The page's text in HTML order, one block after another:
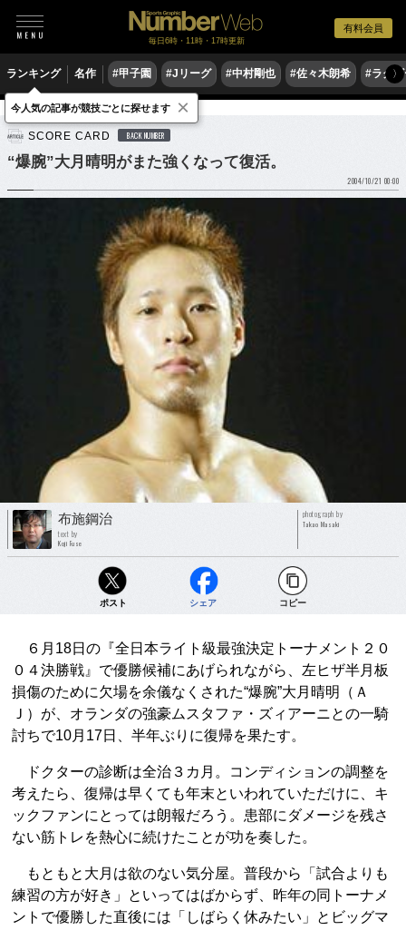
有料会員
毎日6時・11時・17時更新
ランキング 名作 #甲子園 #Jリーグ #中村剛也 #佐々木朗希 #ラグ〉
格闘技 その他
SCORE CARD BACK NUMBER
“爆腕”大月晴明がまた強くなって復活。
2004/10/21 00:00
布施鋼治
text by
Koji Fuse
photograph by
Takao Masaki
ポスト シェア コピー
６月18日の『全日本ライト級最強決定トーナメント２０
０４決勝戦』で優勝候補にあげられながら、左ヒザ半月板
損傷のために欠場を余儀なくされた“爆腕”大月晴明（Ａ
Ｊ）が、オランダの強豪ムスタファ・ズィアーニとの一騎
討ちで10月17日、半年ぶりに復帰を果たす。
ドクターの診断は全治３カ月。コンディションの調整を
考えたら、復帰は早くても年末といわれていただけに、キ
ックファンにとっては朗報だろう。患部にダメージを残さ
ない筋トレを熱心に続けたことが功を奏した。
もともと大月は欲のない気分屋。普段から「試合よりも
練習の方が好き」といってはばからず、昨年の同トーナメ
ントで優勝した直後には「しばらく休みたい」とビッグマ
今人気の記事が競技ごとに探せます ×